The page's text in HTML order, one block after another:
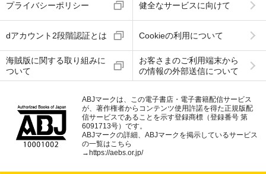
プライバシーポリシー 健全なサービスに向けて
dアカウント2段階認証とは Cookieの利用について
海賊版に関する取り組みに
ついて
お客さまのご利用端末から
の情報の外部送信について
ABJマークは、この電子書店・電子書籍配信サービス
が、著作権者からコンテンツ使用許諾を得た正規版配
信サービスであることを示す登録商標（登録番号 第
6091713号）です。
ABJマークの詳細、ABJマークを掲示しているサービス
の一覧はこちら
→ https://aebs.or.jp/